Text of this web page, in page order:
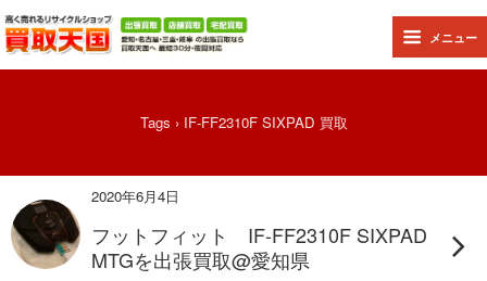
メニュー
Tags › IF-FF2310F SIXPAD 買取
2020年6月4日
フットフィット IF-FF2310F SIXPAD
MTGを出張買取@愛知県